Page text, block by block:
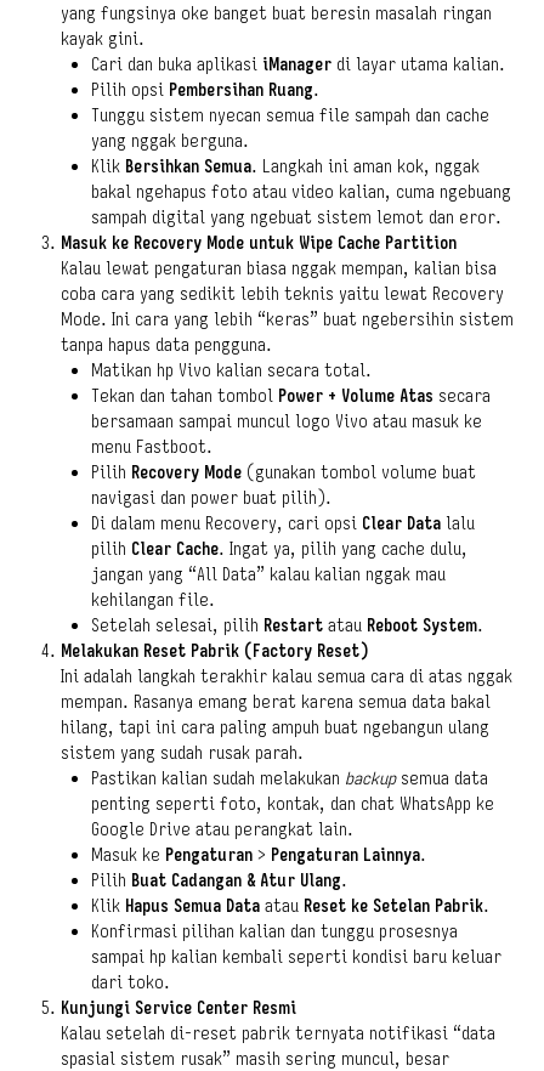
yang fungsinya oke banget buat beresin masalah ringan
kayak gini.
Cari dan buka aplikasi iManager di layar utama kalian.
Pilih opsi Pembersihan Ruang.
Tunggu sistem nyecan semua file sampah dan cache
yang nggak berguna.
Klik Bersihkan Semua. Langkah ini aman kok, nggak
bakal ngehapus foto atau video kalian, cuma ngebuang
sampah digital yang ngebuat sistem lemot dan eror.
Masuk ke Recovery Mode untuk Wipe Cache Partition
Kalau lewat pengaturan biasa nggak mempan, kalian bisa
coba cara yang sedikit lebih teknis yaitu lewat Recovery
Mode. Ini cara yang lebih “keras” buat ngebersihin sistem
tanpa hapus data pengguna.
Matikan hp Vivo kalian secara total.
Tekan dan tahan tombol Power + Volume Atas secara
bersamaan sampai muncul logo Vivo atau masuk ke
menu Fastboot.
Pilih Recovery Mode (gunakan tombol volume buat
navigasi dan power buat pilih).
Di dalam menu Recovery, cari opsi Clear Data lalu
pilih Clear Cache. Ingat ya, pilih yang cache dulu,
jangan yang “All Data” kalau kalian nggak mau
kehilangan file.
Setelah selesai, pilih Restart atau Reboot System.
Melakukan Reset Pabrik (Factory Reset)
Ini adalah langkah terakhir kalau semua cara di atas nggak
mempan. Rasanya emang berat karena semua data bakal
hilang, tapi ini cara paling ampuh buat ngebangun ulang
sistem yang sudah rusak parah.
Pastikan kalian sudah melakukan backupsemua data
penting seperti foto, kontak, dan chat WhatsApp ke
Google Drive atau perangkat lain.
Masuk ke Pengaturan > Pengaturan Lainnya.
Pilih Buat Cadangan & Atur Ulang.
Klik Hapus Semua Data atau Reset ke Setelan Pabrik.
Konfirmasi pilihan kalian dan tunggu prosesnya
sampai hp kalian kembali seperti kondisi baru keluar
dari toko.
Kunjungi Service Center Resmi
Kalau setelah di-reset pabrik ternyata notifikasi “data
spasial sistem rusak” masih sering muncul, besar